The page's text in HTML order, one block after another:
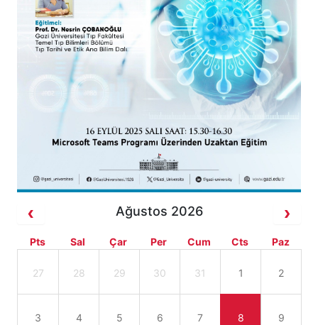
Ağustos 2026
Pts Sal Çar Per Cum Cts Paz
27 28 29 30 31 1 2
3 4 5 6 7 8 9